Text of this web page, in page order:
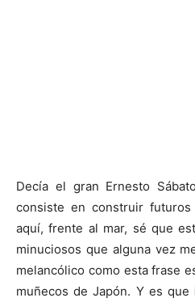
Decía el gran Ernesto
consiste en construir futuros
aquí, frente al mar, sé que
minuciosos que alguna vez
melancólico como esta frase
muñecos de Japón. Y es que